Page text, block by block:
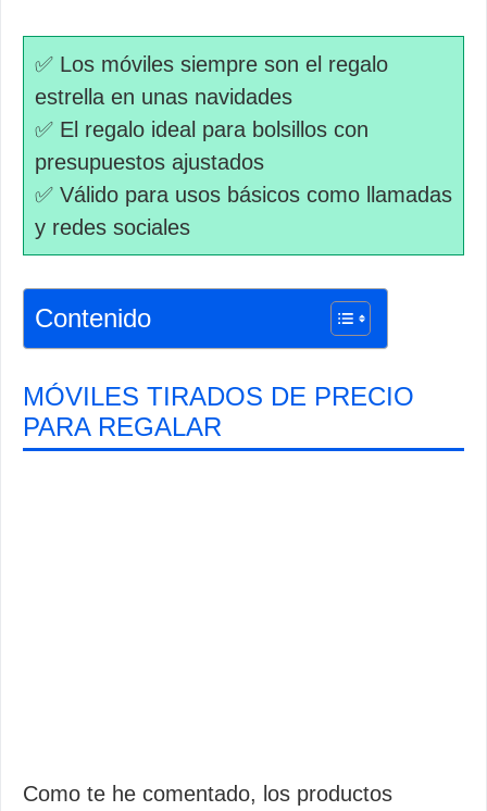
✅ Los móviles siempre son el regalo
estrella en unas navidades
✅ El regalo ideal para bolsillos con
presupuestos ajustados
✅ Válido para usos básicos como llamadas
y redes sociales
Contenido
MÓVILES TIRADOS DE PRECIO
PARA REGALAR
Como te he comentado, los productos